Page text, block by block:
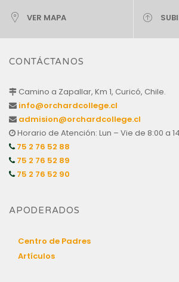
VER MAPA
CONTÁCTANOS
Camino a Zapallar, Km 1, Curicó, Chile.
info@orchardcollege.cl
admision@orchardcollege.cl
Horario de Atención: Lun – Vie de 8:00 a
75 2 76 52 88
75 2 76 52 89
75 2 76 52 90
APODERADOS
Centro de Padres
Artículos